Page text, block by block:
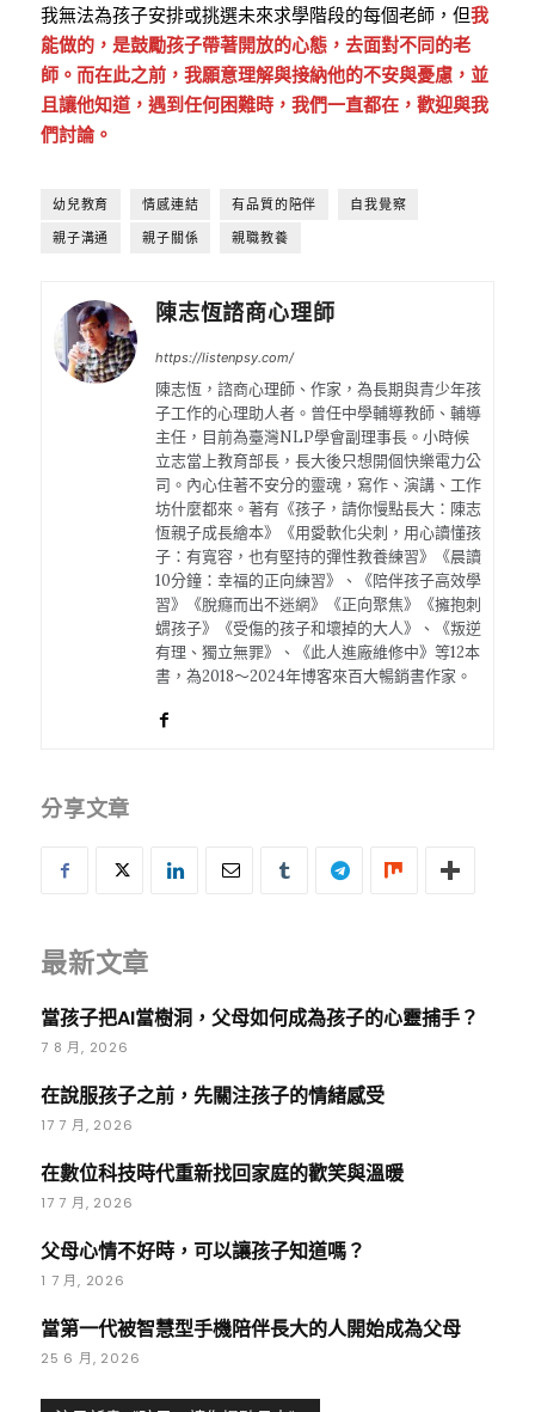
我無法為孩子安排或挑選未來求學階段的每個老師，但我
能做的，是鼓勵孩子帶著開放的心態，去面對不同的老
師。而在此之前，我願意理解與接納他的不安與憂慮，並
且讓他知道，遇到任何困難時，我們一直都在，歡迎與我
們討論。
幼兒教育 情感連結 有品質的陪伴
自我覺察
親子溝通
親子關係 親職教養
陳志恆諮商心理師
https://listenpsy.com/
陳志恆，諮商心理師、作家，為長期與青少年孩
子工作的心理助人者。曾任中學輔導教師、輔導
主任，目前為臺灣NLP學會副理事長。小時候
立志當上教育部長，長大後只想開個快樂電力公
司。內心住著不安分的靈魂，寫作、演講、工作
坊什麼都來。著有《孩子，請你慢點長大：陳志
恆親子成長繪本》《用愛軟化尖刺，用心讀懂孩
子：有寬容，也有堅持的彈性教養練習》《晨讀
10分鐘：幸福的正向練習》、《陪伴孩子高效學
習》《脫癮而出不迷網》《正向聚焦》《擁抱刺
蝟孩子》《受傷的孩子和壞掉的大人》、《叛逆
有理、獨立無罪》、《此人進廠維修中》等12本
書，為2018～2024年博客來百大暢銷書作家。
分享文章
最新文章
當孩子把AI當樹洞，父母如何成為孩子的心靈捕手？
7 8 月, 2026
在說服孩子之前，先關注孩子的情緒感受
17 7 月, 2026
在數位科技時代重新找回家庭的歡笑與溫暖
17 7 月, 2026
父母心情不好時，可以讓孩子知道嗎？
1 7 月, 2026
當第一代被智慧型手機陪伴長大的人開始成為父母
25 6 月, 2026